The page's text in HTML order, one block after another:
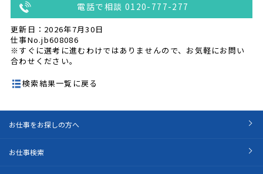
電話で相談 0120-777-277
更新日：2026年7月30日
仕事No.jb608086
※すぐに選考に進むわけではありませんので、お気軽にお問い
合わせください。
検索結果一覧に戻る
お仕事をお探しの方へ
お仕事検索